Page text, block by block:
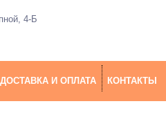
4-Б
ДОСТАВКА И ОПЛАТА КОНТАКТЫ